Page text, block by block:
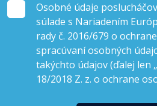
Osobné údaje
súlade s Nariadením
rady č. 2016/679 o
spracúvaní osobných
takýchto údajov (ďalej len
18/2018 Z. z. o ochrane